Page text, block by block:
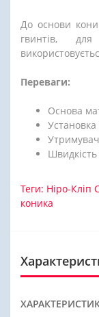
До основи
гвинтів,
Переваги:
Основа
Установка
Теги: Ніро-Кліп
коника